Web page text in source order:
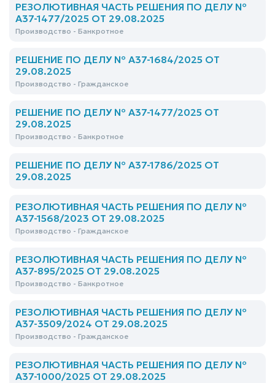
РЕЗОЛЮТИВНАЯ ЧАСТЬ РЕШЕНИЯ ПО ДЕЛУ №
А37-1477/2025 ОТ 29.08.2025
Производство - Банкротное
РЕШЕНИЕ ПО ДЕЛУ № А37-1684/2025 ОТ
29.08.2025
Производство - Гражданское
РЕШЕНИЕ ПО ДЕЛУ № А37-1477/2025 ОТ
29.08.2025
Производство - Банкротное
РЕШЕНИЕ ПО ДЕЛУ № А37-1786/2025 ОТ
29.08.2025
РЕЗОЛЮТИВНАЯ ЧАСТЬ РЕШЕНИЯ ПО ДЕЛУ №
А37-1568/2023 ОТ 29.08.2025
Производство - Гражданское
РЕЗОЛЮТИВНАЯ ЧАСТЬ РЕШЕНИЯ ПО ДЕЛУ №
А37-895/2025 ОТ 29.08.2025
Производство - Банкротное
РЕЗОЛЮТИВНАЯ ЧАСТЬ РЕШЕНИЯ ПО ДЕЛУ №
А37-3509/2024 ОТ 29.08.2025
Производство - Гражданское
РЕЗОЛЮТИВНАЯ ЧАСТЬ РЕШЕНИЯ ПО ДЕЛУ №
А37-1000/2025 ОТ 29.08.2025